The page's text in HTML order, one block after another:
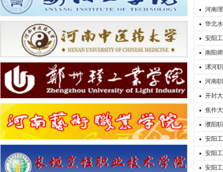
· 河南
· 华北
· 安阳
· 南阳
· 漯河
· 河南
· 开封
· 焦作
· 濮阳
· 安阳
· 安阳
· 安阳